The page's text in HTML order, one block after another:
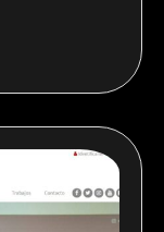
revista de
y el
de este
un